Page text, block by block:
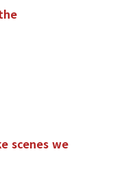
he
e scenes we